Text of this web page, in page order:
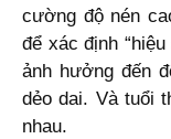
cường độ nén
để xác định
ảnh hưởng đến
dẻo dai. Và tuổi
nhau.